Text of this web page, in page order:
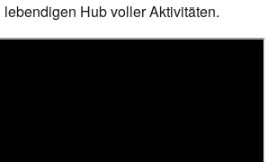
Hub voller Aktivitäten.